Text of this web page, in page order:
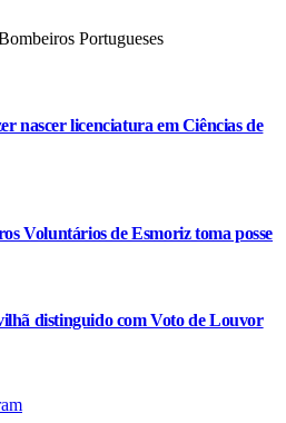
nascer licenciatura em Ciências de
Voluntários de Esmoriz toma posse
distinguido com Voto de Louvor